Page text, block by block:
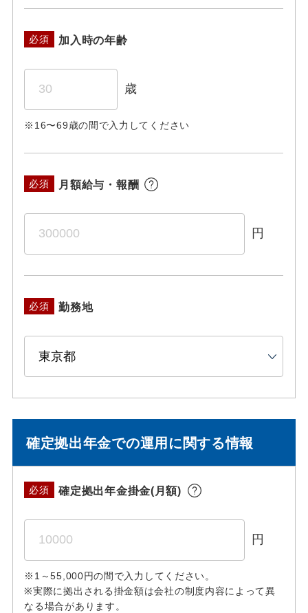
必須 加入時の年齢
歳
※16〜69歳の間で入力してください
必須 月額給与・報酬
円
必須 勤務地
確定拠出年金での運用に関する情報
必須 確定拠出年金掛金(月額)
円
※1～55,000円の間で入力してください。
※実際に拠出される掛金額は会社の制度内容によって異
なる場合があります。